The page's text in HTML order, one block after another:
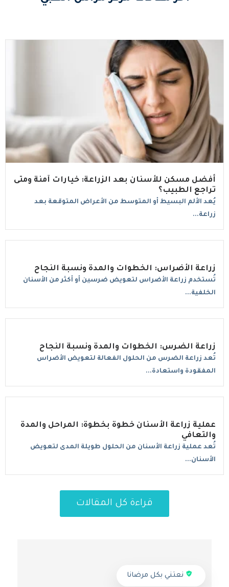
أفضل مسكن للأسنان بعد الزراعة: خيارات آمنة ومتى
تراجع الطبيب؟
يُعد الألم البسيط أو المتوسط من الأعراض المتوقعة بعد
زراعة...
زراعة الأضراس: الخطوات والمدة ونسبة النجاح
تُستخدم زراعة الأضراس لتعويض ضرسين أو أكثر من الأسنان
الخلفية...
زراعة الضرس: الخطوات والمدة ونسبة النجاح
تُعد زراعة الضرس من الحلول الفعالة لتعويض الأضراس
المفقودة واستعادة...
عملية زراعة الأسنان خطوة بخطوة: المراحل والمدة
والتعافي
تُعد عملية زراعة الأسنان من الحلول طويلة المدى لتعويض
الأسنان...
قراءة كل المقالات
نعتني بكل مرضانا